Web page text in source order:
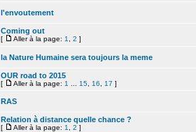
l'envoutement
Coming out
[ Aller à la page: 1 2 ]
la Nature Humaine sera toujours la meme
OUR road to 2015
[ Aller à la page: 1 15 16 17 ]
RAS
Relation à distance quelle chance ?
[ Aller à la page: 1 2 ]